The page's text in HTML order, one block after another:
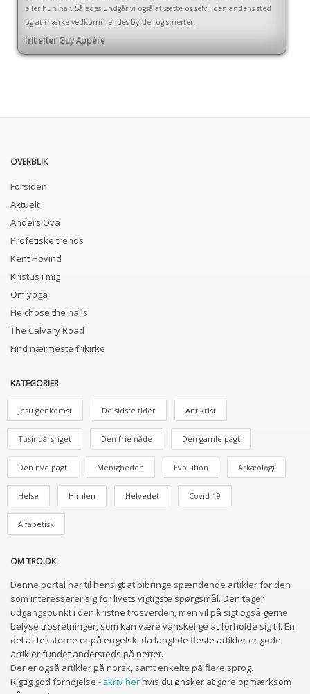
eller hun har. Således undgår vi også at sætte os selv i den andens sted
og at mærke vedkommendes byrder og smerter.
frit efter Guy Appére
OVERBLIK
Forsiden
Aktuelt
Anders Ova
Profetiske trends
Kent Hovind
Kristus i mig
Om yoga
He chose the nails
The Calvary Road
Find nærmeste frikirke
KATEGORIER
Jesu genkomst De sidste tider Antikrist
Tusindårsriget Den frie nåde Den gamle pagt
Den nye pagt Menigheden Evolution Arkæologi
Helse Himlen Helvedet Covid-19
Alfabetisk
OM TRO.DK
Denne portal har til hensigt at bibringe spændende artikler for den
som interesserer sig for livets vigtigste spørgsmål. Den tager
udgangspunkt i den kristne trosverden, men vil på sigt også gerne
belyse trosretninger, som kan være vanskelige at forholde sig til. En
del af teksterne er på engelsk, da langt de fleste artikler er gode
artikler fundet andetsteds på nettet.
Der er også artikler på norsk, samt enkelte på flere sprog.
Rigtig god fornøjelse - skriv herhvis du ønsker at gøre opmærksom